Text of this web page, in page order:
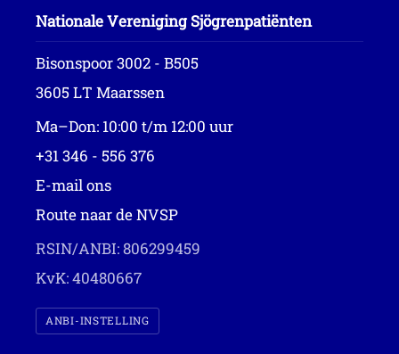
Nationale Vereniging Sjögrenpatiënten
Bisonspoor 3002 - B505
3605 LT Maarssen
Ma–Don: 10:00 t/m 12:00 uur
+31 346 - 556 376
E-mail ons
Route naar de NVSP
RSIN/ANBI: 806299459
KvK: 40480667
ANBI-INSTELLING